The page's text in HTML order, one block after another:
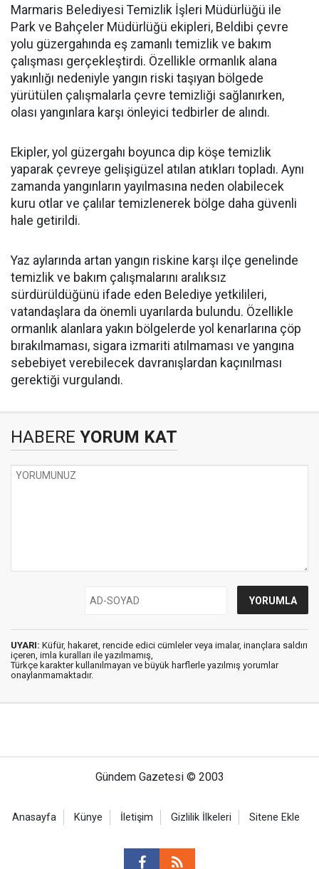
Marmaris Belediyesi Temizlik İşleri Müdürlüğü ile
Park ve Bahçeler Müdürlüğü ekipleri, Beldibi çevre
yolu güzergahında eş zamanlı temizlik ve bakım
çalışması gerçekleştirdi. Özellikle ormanlık alana
yakınlığı nedeniyle yangın riski taşıyan bölgede
yürütülen çalışmalarla çevre temizliği sağlanırken,
olası yangınlara karşı önleyici tedbirler de alındı.
Ekipler, yol güzergahı boyunca dip köşe temizlik
yaparak çevreye gelişigüzel atılan atıkları topladı. Aynı
zamanda yangınların yayılmasına neden olabilecek
kuru otlar ve çalılar temizlenerek bölge daha güvenli
hale getirildi.
Yaz aylarında artan yangın riskine karşı ilçe genelinde
temizlik ve bakım çalışmalarını aralıksız
sürdürüldüğünü ifade eden Belediye yetkilileri,
vatandaşlara da önemli uyarılarda bulundu. Özellikle
ormanlık alanlara yakın bölgelerde yol kenarlarına çöp
bırakılmaması, sigara izmariti atılmaması ve yangına
sebebiyet verebilecek davranışlardan kaçınılması
gerektiği vurgulandı.
HABERE YORUM KAT
UYARI: Küfür, hakaret, rencide edici cümleler veya imalar, inançlara saldırı
içeren, imla kuralları ile yazılmamış,
Türkçe karakter kullanılmayan ve büyük harflerle yazılmış yorumlar
onaylanmamaktadır.
Gündem Gazetesi © 2003
Anasayfa Künye İletişim Gizlilik İlkeleri Sitene Ekle